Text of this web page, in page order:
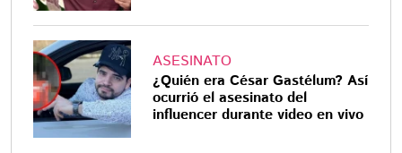
ASESINATO
¿Quién era César Gastélum? Así
ocurrió el asesinato del
influencer durante video en vivo